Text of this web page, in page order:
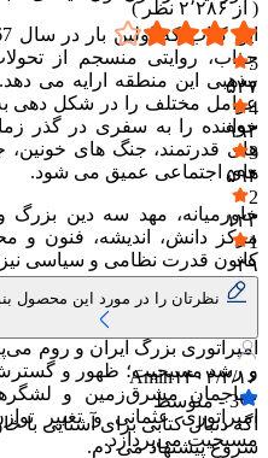
جذاب، روایتی منسجم از
مذهبی این منطقه ارایه می
عوامل مختلف را در شکل دهی
خواننده را به سفری در گذر
های قدرتمند، جنگ های
های اجتماعی عمیق می شود.
خاورمیانه، مهد سه دین بزرگ
مرکز دانش، اندیشه، فنون و
کانون قدرت نظامی و سیاسی
در این کتاب فوق‌العاده
بررسی تحولات پی در پی
امپراتوری بزرگ ایران و روم
و رشد مسیحیت؛ ظهور و گسترش
مهاجمان مشرق‌زمین و
امپراتوری عثمانی و تغییر
مسیحیت می‌پردازد.
( از ۲٬۲۸۶ نظر )
5
۵۳۷
4
۹۹۳
3
۵۹۴
2
۱۲۳
1
۳۹
نظرتان را در مورد این محصول
Amin۱۴۰۳/۲/۱۶
3
-متوسط
اگه دنبال کتابی برای آشنایی با
شروع پیشنهاد می دم.